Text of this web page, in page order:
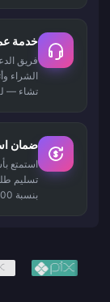
خدمة
فريق
الشراء
تشاء —
ضمان
استمتع
تسليم
بنسبة 100% — أموالك محمية دائماً.